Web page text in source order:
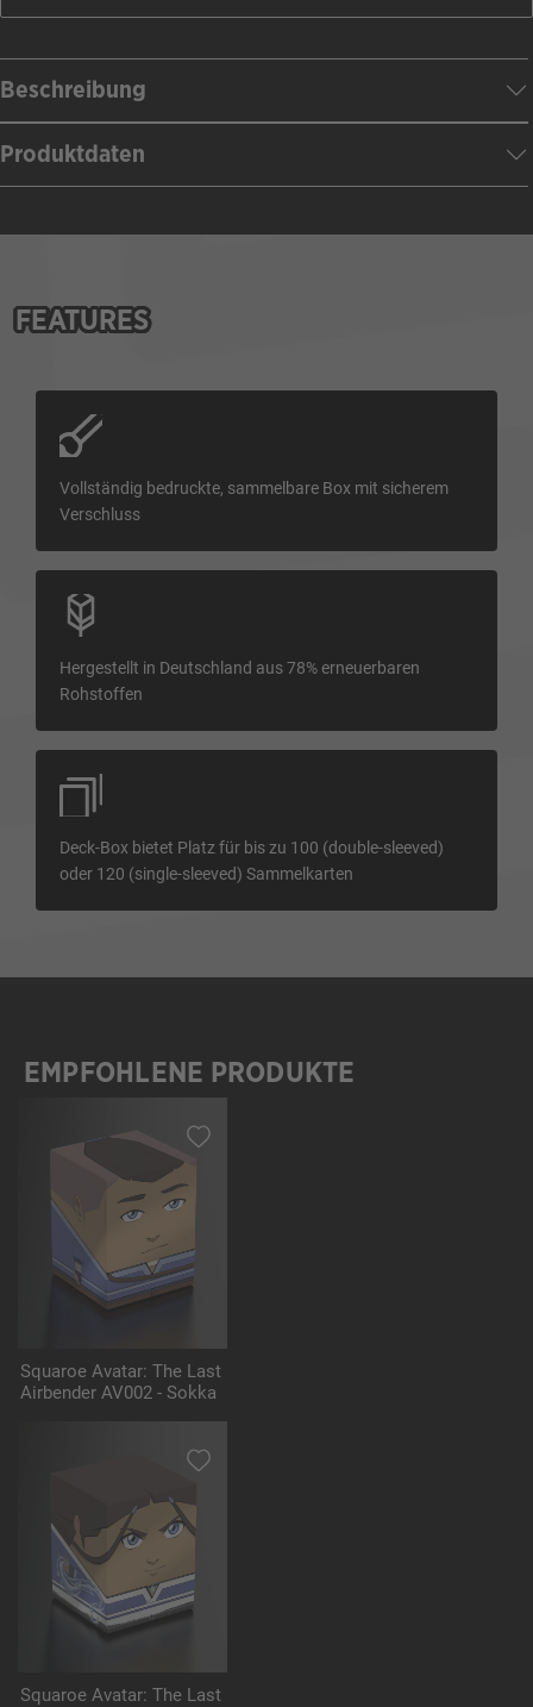
Beschreibung
Produktdaten
FEATURES
Vollständig bedruckte, sammelbare Box mit sicherem
Verschluss
Hergestellt in Deutschland aus 78% erneuerbaren
Rohstoffen
Deck-Box bietet Platz für bis zu 100 (double-sleeved)
oder 120 (single-sleeved) Sammelkarten
Produktgalerie überspringen
EMPFOHLENE PRODUKTE
Squaroe Avatar: The Last
Airbender AV002 - Sokka
Squaroe Avatar: The Last